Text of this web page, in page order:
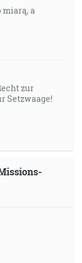
miarą, a
zur
Setzwaage!